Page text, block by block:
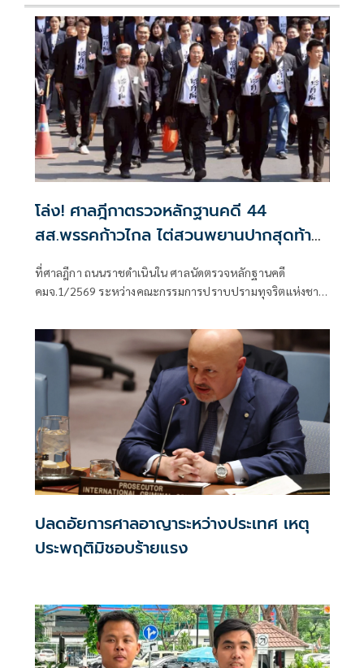
โล่ง! ศาลฎีกาตรวจหลักฐานคดี 44
สส.พรรคก้าวไกล ไต่สวนพยานปากสุดท้าย
18 พ.ค.ปีหน้าก่อนนัดตัดสิน
ที่ศาลฎีกา ถนนราชดำเนินใน ศาลนัดตรวจหลักฐานคดี
คมจ.1/2569 ระหว่างคณะกรรมการปราบปรามทุจริตแห่งชาติ
ปลดอัยการศาลอาญาระหว่างประเทศ เหตุ
ประพฤติมิชอบร้ายแรง